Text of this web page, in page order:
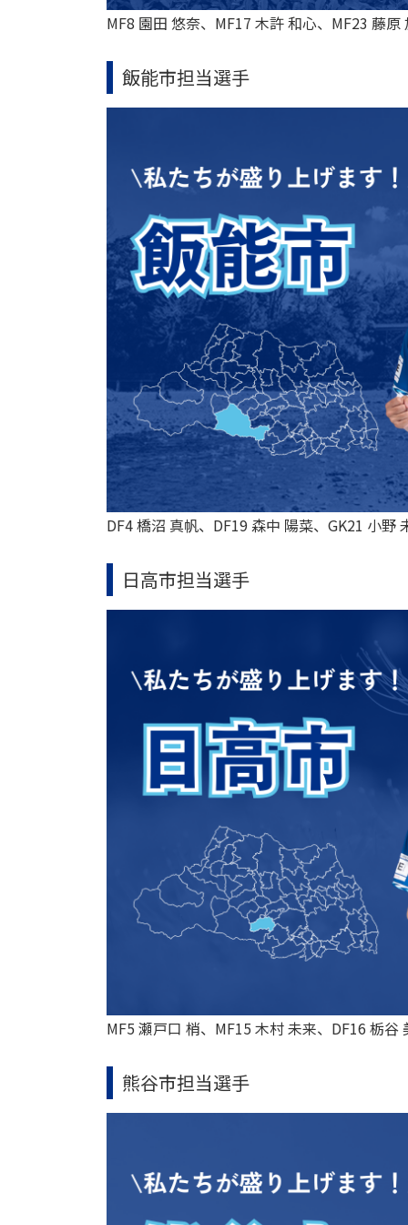
MF8 園田 悠奈、MF17 木許 和心、MF23 藤原
飯能市担当選手
DF4 橋沼 真帆、DF19 森中 陽菜、GK21 小野
日高市担当選手
MF5 瀬戸口 梢、MF15 木村 未来、DF16 栃
熊谷市担当選手